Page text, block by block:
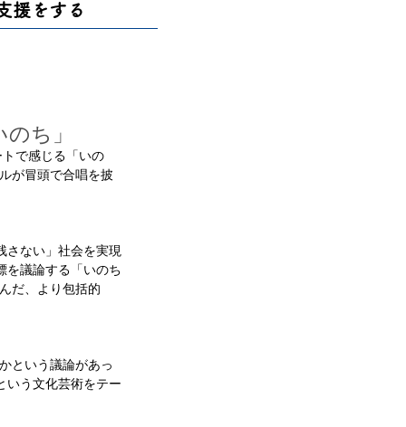
援をする
ち」
で感じる「いの
が冒頭で合唱を披
さない」社会を実現
を議論する「いのち
だ、より包括的
という議論があっ
いう文化芸術をテー